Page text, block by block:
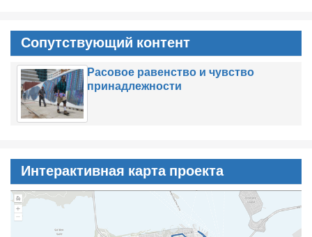
Сопутствующий контент
Расовое равенство и чувство
принадлежности
Интерактивная карта проекта